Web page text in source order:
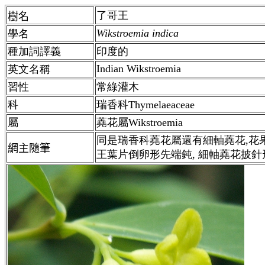
樹名
了哥王
學名
Wikstroemia indica
種加詞譯義
印度的
英文名稱
Indian Wikstroemia
習性
常綠灌木
科
瑞香科Thymelaeaceae
屬
蕘花屬Wikstroemia
網主隨筆
同是瑞香科蕘花屬還有細軸蕘花,花
王葉片倒卵形先端鈍, 細軸蕘花披